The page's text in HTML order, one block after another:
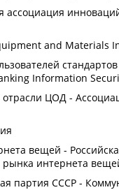
ассоциация
and Materials
Information
ЦОД -
вещей -
рынка интернета
партия СССР -